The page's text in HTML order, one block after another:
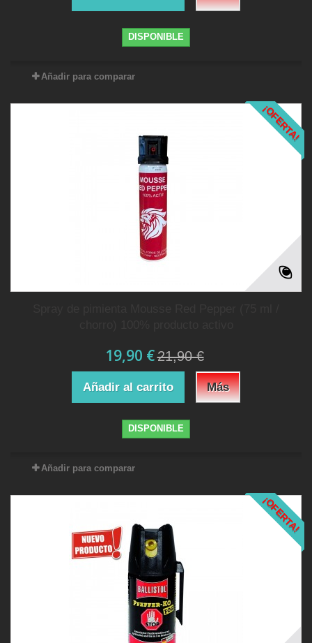
DISPONIBLE
Añadir para comparar
¡OFERTA!
19,90 €21,90 €
Añadir al carrito Más
DISPONIBLE
Añadir para comparar
¡OFERTA!